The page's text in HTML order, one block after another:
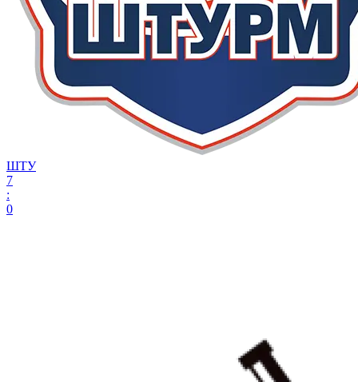
ШТУ
7
:
0